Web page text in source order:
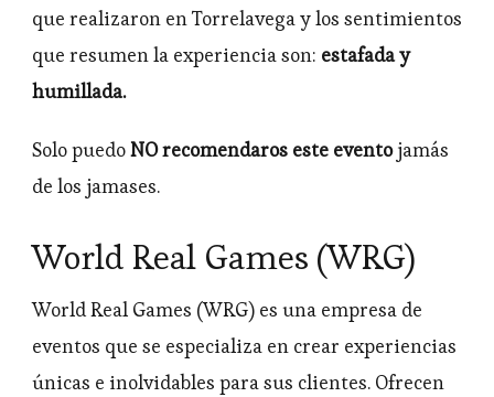
que realizaron en Torrelavega y los sentimientos
que resumen la experiencia son: estafada y
humillada.
Solo puedoNO recomendaros este eventojamás
de los jamases.
World Real Games (WRG)
World Real Games (WRG) es una empresa de
eventos que se especializa en crear experiencias
únicas e inolvidables para sus clientes. Ofrecen